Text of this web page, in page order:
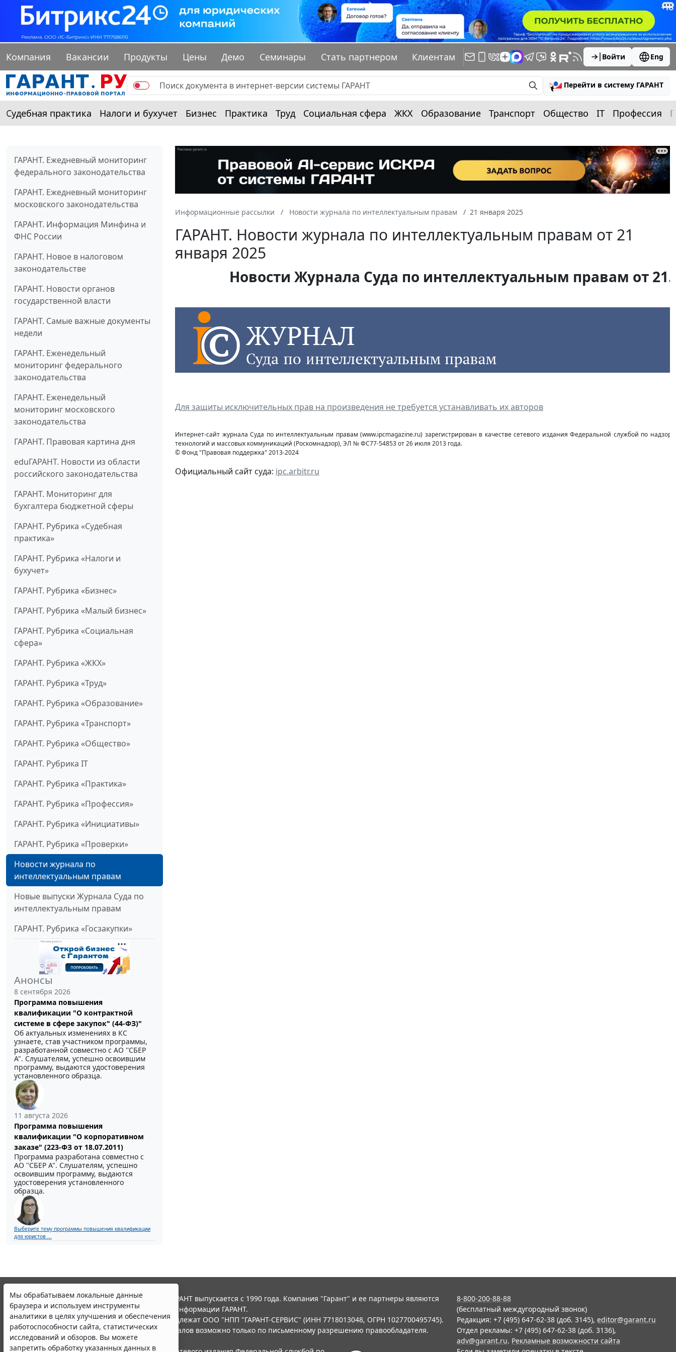
Компания Вакансии Продукты Цены Демо Семинары Стать партнером Клиентам Войти Eng
Перейти в систему ГАРАНТ
Судебная практика Налоги и бухучет Бизнес Практика Труд Социальная сфера ЖКХ Образование Транспорт Общество IT Профессия
ГАРАНТ. Ежедневный мониторинг
федерального законодательства
ГАРАНТ. Ежедневный мониторинг
московского законодательства
ГАРАНТ. Информация Минфина и
ФНС России
ГАРАНТ. Новое в налоговом
законодательстве
ГАРАНТ. Новости органов
государственной власти
ГАРАНТ. Самые важные документы
недели
ГАРАНТ. Еженедельный
мониторинг федерального
законодательства
ГАРАНТ. Еженедельный
мониторинг московского
законодательства
ГАРАНТ. Правовая картина дня
eduГАРАНТ. Новости из области
российского законодательства
ГАРАНТ. Мониторинг для
бухгалтера бюджетной сферы
ГАРАНТ. Рубрика «Судебная
практика»
ГАРАНТ. Рубрика «Налоги и
бухучет»
ГАРАНТ. Рубрика «Бизнес»
ГАРАНТ. Рубрика «Малый бизнес»
ГАРАНТ. Рубрика «Социальная
сфера»
ГАРАНТ. Рубрика «ЖКХ»
ГАРАНТ. Рубрика «Труд»
ГАРАНТ. Рубрика «Образование»
ГАРАНТ. Рубрика «Транспорт»
ГАРАНТ. Рубрика «Общество»
ГАРАНТ. Рубрика IT
ГАРАНТ. Рубрика «Практика»
ГАРАНТ. Рубрика «Профессия»
ГАРАНТ. Рубрика «Инициативы»
ГАРАНТ. Рубрика «Проверки»
Новости журнала по
интеллектуальным правам
Новые выпуски Журнала Суда по
интеллектуальным правам
ГАРАНТ. Рубрика «Госзакупки»
Анонсы
8 сентября 2026
Программа повышения
квалификации "О контрактной
системе в сфере закупок" (44-ФЗ)"
Об актуальных изменениях в КС
узнаете, став участником программы,
разработанной совместно с АО ''СБЕР
А". Слушателям, успешно освоившим
программу, выдаются удостоверения
установленного образца.
11 августа 2026
Программа повышения
квалификации "О корпоративном
заказе" (223-ФЗ от 18.07.2011)
Программа разработана совместно с
АО ''СБЕР А". Слушателям, успешно
освоившим программу, выдаются
удостоверения установленного
образца.
Выберите тему программы повышения квалификации
для юристов ...
Информационные рассылки Новости журнала по интеллектуальным правам 21 января 2025
ГАРАНТ. Новости журнала по интеллектуальным правам от 21
января 2025
Новости Журнала Суда по интеллектуальным правам от
Для защиты исключительных прав на произведения не требуется устанавливать их авторов
Интернет-сайт журнала Суда по интеллектуальным правам (www.ipcmagazine.ru) зарегистрирован в качестве сетевого издания Федеральной службой по
технологий и массовых коммуникаций (Роcкомнадзор), ЭЛ № ФС77-54853 от 26 июля 2013 года.
© Фонд "Правовая поддержка" 2013-2024
Официальный сайт суда: ipc.arbitr.ru
Мы обрабатываем локальные данные
браузера и используем инструменты
аналитики в целях улучшения и обеспечения
работоспособности сайта, статистических
исследований и обзоров. Вы можете
запретить обработку указанных данных в
© ООО "НПП "ГАРАНТ-СЕРВИС", 2026. Система ГАРАНТ выпускается с 1990 года. Компания "Гарант" и ее партнеры являются
участниками Российской ассоциации правовой информации ГАРАНТ.
Все права на материалы сайта ГАРАНТ.РУ принадлежат ООО "НПП "ГАРАНТ-СЕРВИС" (ИНН 7718013048, ОГРН 1027700495745).
Полное или частичное воспроизведение материалов возможно только по письменному разрешению правообладателя.
Правила использования портала.
8-800-200-88-88
(бесплатный междугородный звонок)
Редакция: +7 (495) 647-62-38 (доб. 3145), editor@garant.ru
Отдел рекламы: +7 (495) 647-62-38 (доб. 3136),
adv@garant.ru. Рекламные возможности сайта